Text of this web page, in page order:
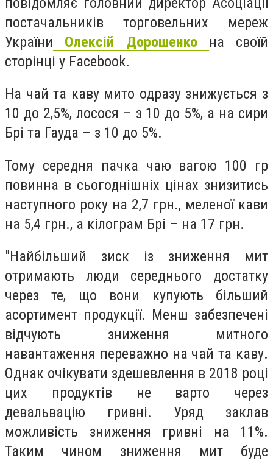
постачальників торговельних мереж
України Олексій Дорошенко на своїй
сторінці у Facebook.
На чай та каву мито одразу знижується з
10 до 2,5%, лосося – з 10 до 5%, а на сири
Брі та Гауда – з 10 до 5%.
Тому середня пачка чаю вагою 100 гр
повинна в сьогоднішніх цінах знизитись
наступного року на 2,7 грн., меленої кави
на 5,4 грн., а кілограм Брі – на 17 грн.
"Найбільший зиск із зниження мит
отримають люди середнього достатку
через те, що вони купують більший
асортимент продукції. Менш забезпечені
відчують зниження митного
навантаження переважно на чай та каву.
Однак очікувати здешевлення в 2018 році
цих продуктів не варто через
девальвацію гривні. Уряд заклав
можливість зниження гривні на 11%.
Таким чином зниження мит буде